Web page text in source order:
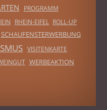
PROGRAMM
RHEIN-EIFEL
ROLL-UP
SCHAUFENSTERWERBUNG
VISITENKARTE
WERBEAKTION